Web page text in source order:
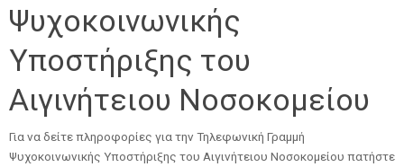
Ψυχοκοινωνικής
Υποστήριξης του
Αιγινήτειου Νοσοκομείου
Για να δείτε πληροφορίες για την Τηλεφωνική Γραμμή
Ψυχοκοινωνικής Υποστήριξης του Αιγινήτειου Νοσοκομείου πατήστε